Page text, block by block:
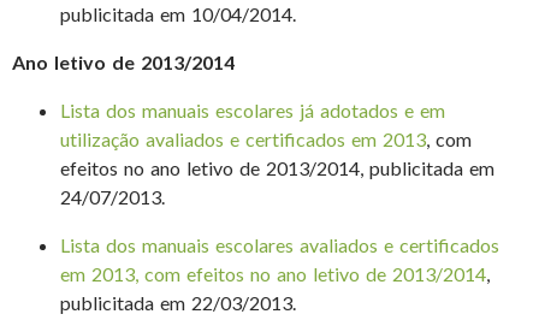
publicitada em 10/04/2014.
Ano letivo de 2013/2014
Lista dos manuais escolares já adotados e em
utilização avaliados e certificados em 2013, com
efeitos no ano letivo de 2013/2014, publicitada em
24/07/2013.
Lista dos manuais escolares avaliados e certificados
em 2013, com efeitos no ano letivo de 2013/2014,
publicitada em 22/03/2013.